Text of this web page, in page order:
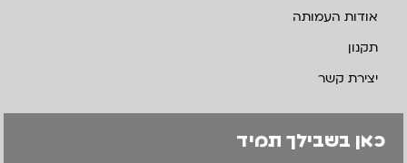
אודות העמותה
תקנון
יצירת קשר
כאן בשבילך תמיד